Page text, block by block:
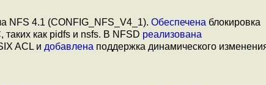
NFS 4.1 (CONFIG_NFS_V4_1). Обеспечена блокировка
как pidfs и nsfs. В NFSD реализована
ACL и добавлена поддержка динамического